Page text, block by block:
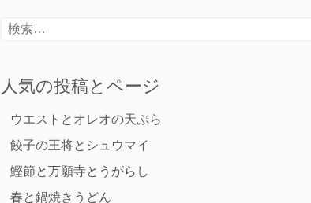
検
人気の投稿とページ
ウエストとオレオの天ぷら
餃子の王将とシュウマイ
鰹節と万願寺とうがらし
春と鍋焼きうどん